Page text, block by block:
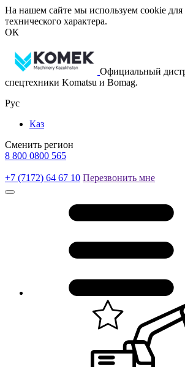
На нашем сайте мы используем cookie
технического характера.
ОК
Официальный
спецтехники Komatsu и Bomag.
Рус
Каз
Сменить регион
8 800 0800 565
+7 (7172) 64 67 10 Перезвонить мне